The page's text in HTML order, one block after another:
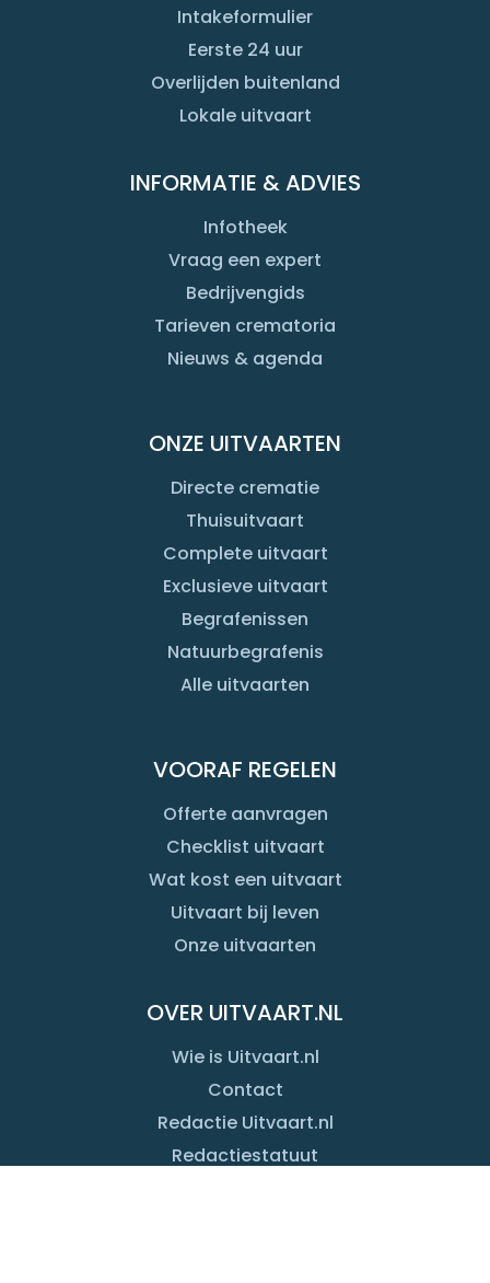
Intakeformulier
Eerste 24 uur
Overlijden buitenland
Lokale uitvaart
INFORMATIE & ADVIES
Infotheek
Vraag een expert
Bedrijvengids
Tarieven crematoria
Nieuws & agenda
VOORAF REGELEN
Offerte aanvragen
Checklist uitvaart
Wat kost een uitvaart
Uitvaart bij leven
Onze uitvaarten
OVER UITVAART.NL
Wie is Uitvaart.nl
Contact
Redactie Uitvaart.nl
Redactiestatuut
ONZE UITVAARTEN
Directe crematie
Thuisuitvaart
Complete uitvaart
Exclusieve uitvaart
Begrafenissen
Natuurbegrafenis
Alle uitvaarten